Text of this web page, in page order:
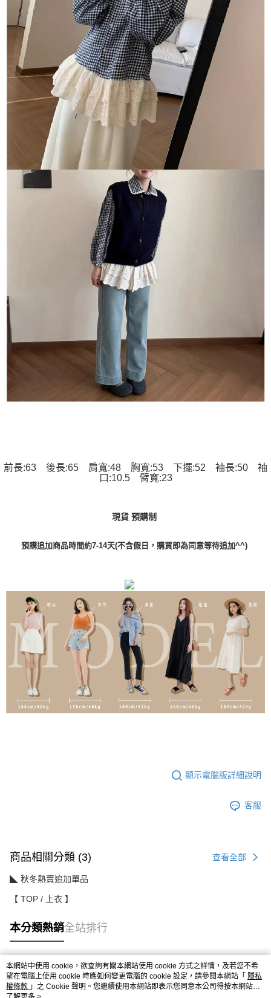
前長:63 後長:65 肩寬:48 胸寬:53 下擺:52 袖長:50 袖
口:10.5 臂寬:23
現貨 預購制
預購追加商品時間約7-14天(不含假日，購買即為同意等待追加^^)
顯示電腦版詳細說明
客服
商品相關分類 (3) 查看全部
◣ 秋冬熱賣追加單品
【 TOP / 上衣 】
本分類熱銷全站排行
熱門標籤
本網站中使用 cookie，欲查詢有關本網站使用 cookie 方式之詳情，及若您不希
望在電腦上使用 cookie 時應如何變更電腦的 cookie 設定，請參閱本網站「 隱私
權條款 」之 Cookie 聲明。您繼續使用本網站即表示您同意本公司得按本網站使